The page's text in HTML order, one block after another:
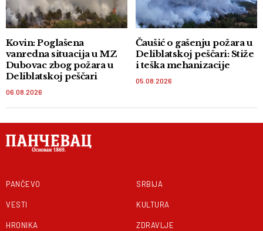
Kovin: Poglašena
vanredna situacija u MZ
Dubovac zbog požara u
Deliblatskoj peščari
06.08.2026
Čaušić o gašenju požara u
Deliblatskoj peščari: Stiže
i teška mehanizacije
05.08.2026
PANČEVO
VESTI
HRONIKA
SRBIJA
KULTURA
ZDRAVLJE